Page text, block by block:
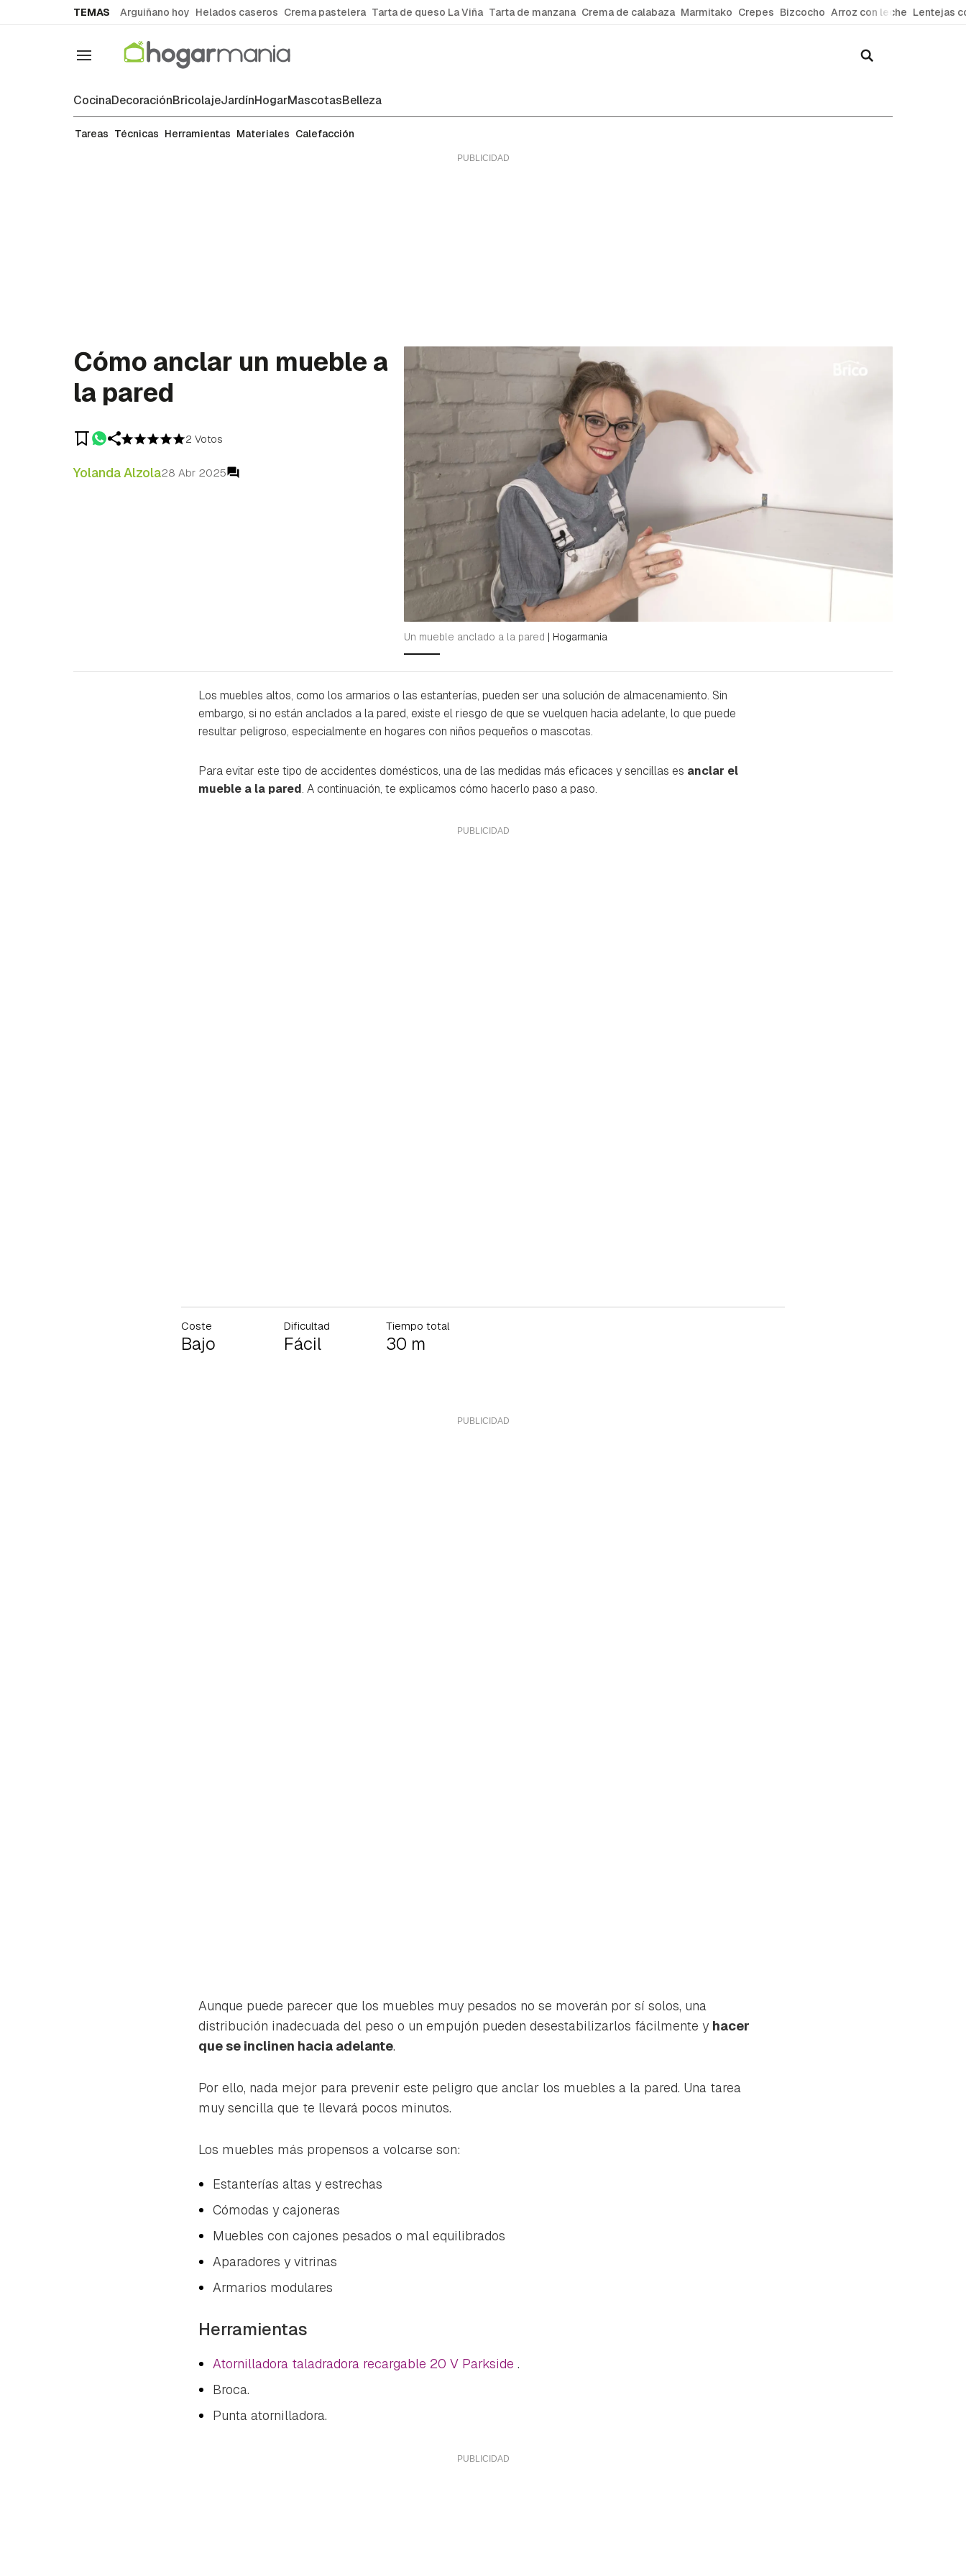
TEMAS Arguiñano hoy Helados caseros Crema pastelera Tarta de queso La Viña Tarta de manzana Crema de calabaza Marmitako Crepes Bizcocho Arroz con leche Lentejas
Navegación
CocinaDecoraciónBricolajeJardínHogarMascotasBelleza
Tareas de bricolaje
Tareas Técnicas Herramientas Materiales Calefacción
Cómo anclar un mueble a
la pared
2 Votos
Yolanda Alzola28 Abr 2025
Un mueble anclado a la pared | Hogarmania
Los muebles altos, como los armarios o las estanterías, pueden ser una solución de almacenamiento. Sin
embargo, si no están anclados a la pared, existe el riesgo de que se vuelquen hacia adelante, lo que puede
resultar peligroso, especialmente en hogares con niños pequeños o mascotas.
Para evitar este tipo de accidentes domésticos, una de las medidas más eficaces y sencillas es anclar el
mueble a la pared. A continuación, te explicamos cómo hacerlo paso a paso.
Coste
Bajo
Dificultad
Fácil
Tiempo total
30 m
Aunque puede parecer que los muebles muy pesados no se moverán por sí solos, una
distribución inadecuada del peso o un empujón pueden desestabilizarlos fácilmente y hacer
que se inclinen hacia adelante.
Por ello, nada mejor para prevenir este peligro que anclar los muebles a la pared. Una tarea
muy sencilla que te llevará pocos minutos.
Los muebles más propensos a volcarse son:
Estanterías altas y estrechas
Cómodas y cajoneras
Muebles con cajones pesados o mal equilibrados
Aparadores y vitrinas
Armarios modulares
Herramientas
Atornilladora taladradora recargable 20 V Parkside .
Broca.
Punta atornilladora.